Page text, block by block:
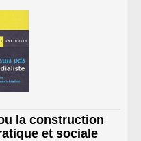
la construction
et sociale